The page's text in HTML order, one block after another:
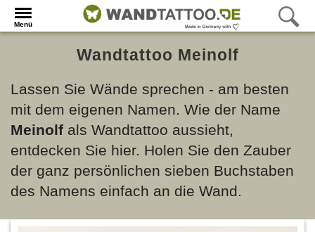
Menü
Wandtattoo Meinolf
Lassen Sie Wände sprechen - am besten
mit dem eigenen Namen. Wie der Name
Meinolf als Wandtattoo aussieht,
entdecken Sie hier. Holen Sie den Zauber
der ganz persönlichen sieben Buchstaben
des Namens einfach an die Wand.